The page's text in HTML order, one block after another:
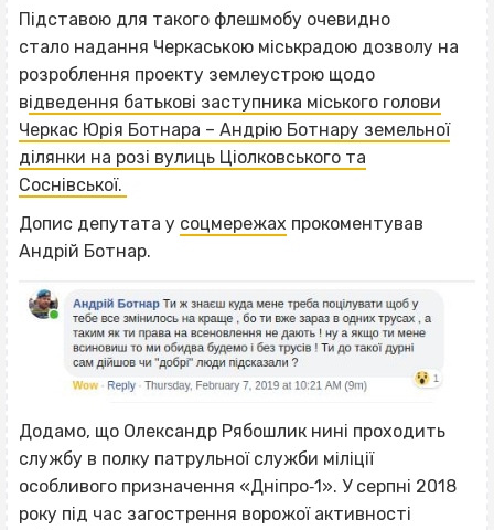
Підставою для такого флешмобу очевидно
стало надання Черкаською міськрадою дозволу на
розроблення проекту землеустрою щодо
відведення батькові заступника міського голови
Черкас Юрія Ботнара – Андрію Ботнару земельної
ділянки на розі вулиць Ціолковського та
Соснівської.
Допис депутата у соцмережах прокоментував
Андрій Ботнар.
Додамо, що Олександр Рябошлик нині проходить
службу в полку патрульної служби міліції
особливого призначення «Дніпро‐1». У серпні 2018
року під час загострення ворожої активності